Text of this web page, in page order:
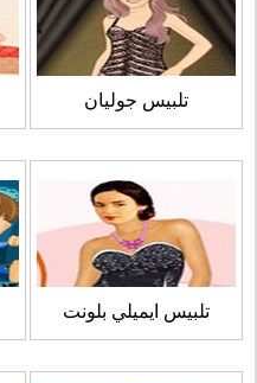
تلبيس جوليان
تلبيس ايميلي بلونت